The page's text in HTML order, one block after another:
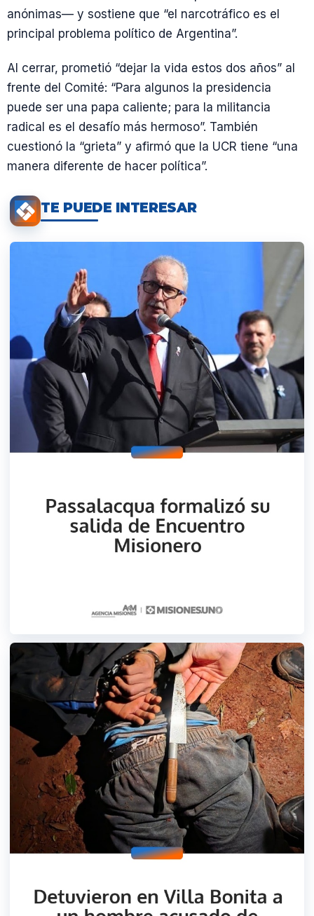
anónimas— y sostiene que “el narcotráfico es el
principal problema político de Argentina”.
Al cerrar, prometió “dejar la vida estos dos años” al
frente del Comité: “Para algunos la presidencia
puede ser una papa caliente; para la militancia
radical es el desafío más hermoso”. También
cuestionó la “grieta” y afirmó que la UCR tiene “una
manera diferente de hacer política”.
TE PUEDE INTERESAR